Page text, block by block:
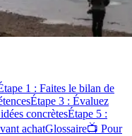
1 : Faites le bilan de
Étape 3 : Évaluez
concrètesÉtape 5 :
achatGlossaire📺 Pour